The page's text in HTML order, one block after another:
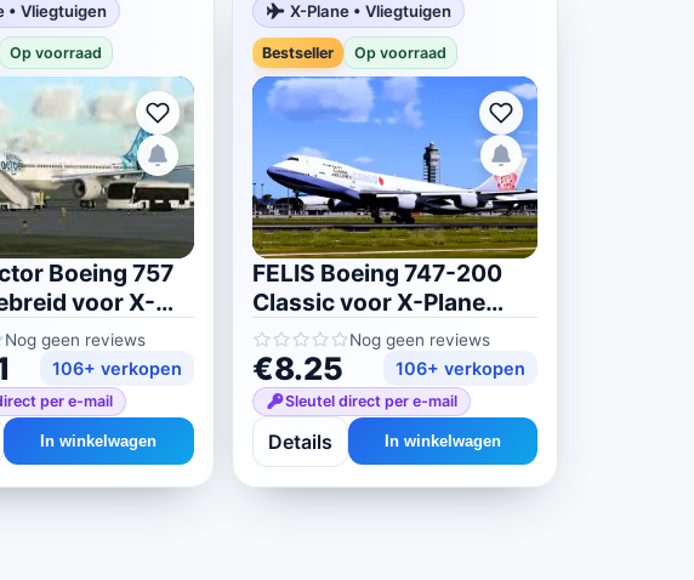
• Vliegtuigen
Op voorraad
Boeing 757
voor X-
Nog geen reviews
106+ verkopen
per e-mail
In winkelwagen
X-Plane • Vliegtuigen
Bestseller Op voorraad
FELIS Boeing 747-200
Classic voor X-Plane
11/12
Nog geen reviews
€8.25 106+ verkopen
Sleutel direct per e-mail
Details In winkelwagen